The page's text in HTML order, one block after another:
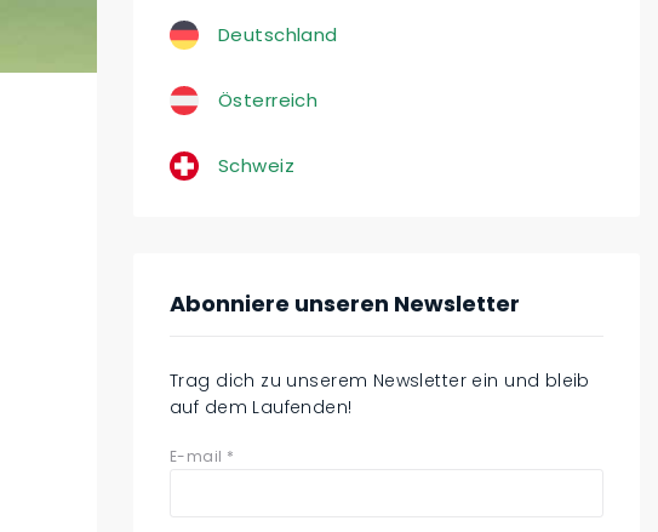
Deutschland
Österreich
Schweiz
Abonniere unseren Newsletter
Trag dich zu unserem Newsletter ein und bleib
auf dem Laufenden!
E-mail *